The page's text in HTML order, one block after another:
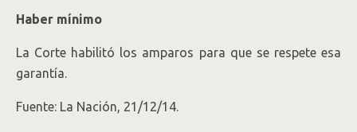
Haber mínimo
La Corte habilitó los amparos para que se respete esa
garantía.
Fuente: La Nación, 21/12/14.